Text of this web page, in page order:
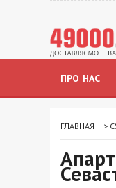
ПРО НАС
ГЛАВНАЯ >